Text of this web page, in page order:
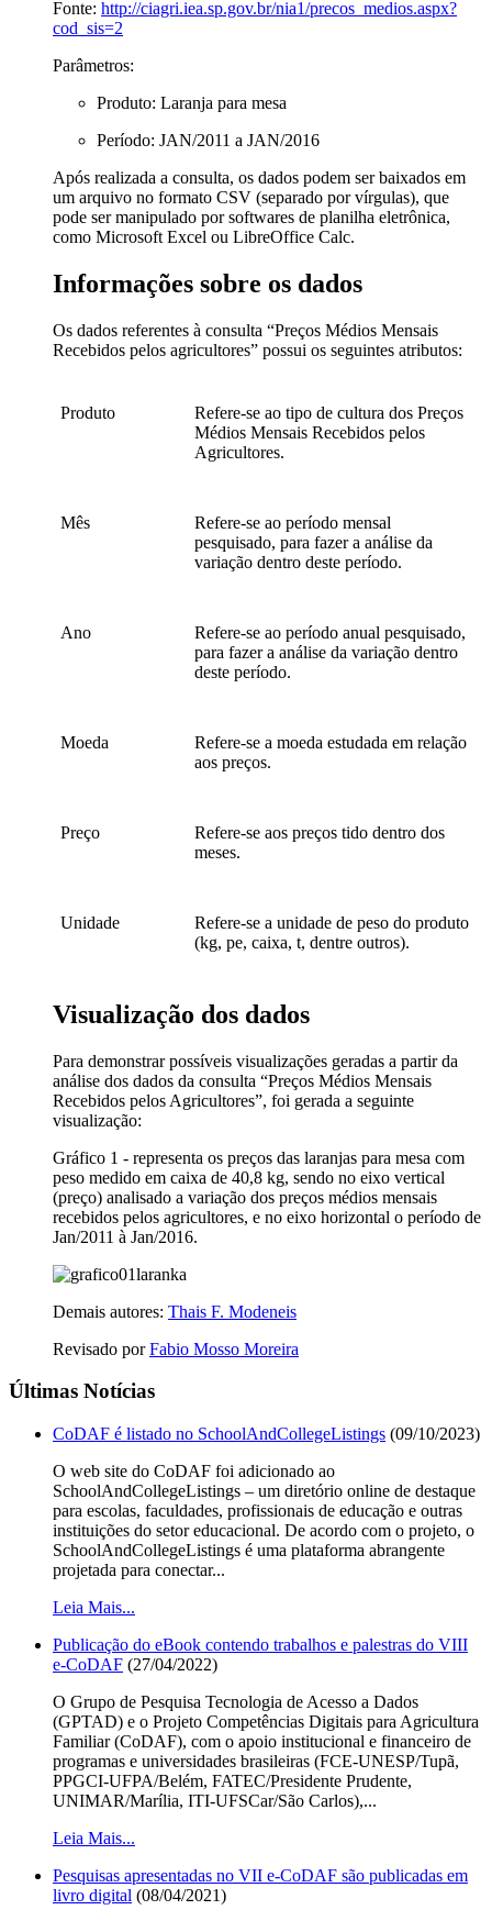
Fonte: http://ciagri.iea.sp.gov.br/nia1/precos_medios.aspx?
cod_sis=2
Parâmetros:
Produto: Laranja para mesa
Período: JAN/2011 a JAN/2016
Após realizada a consulta, os dados podem ser baixados em
um arquivo no formato CSV (separado por vírgulas), que
pode ser manipulado por softwares de planilha eletrônica,
como Microsoft Excel ou LibreOffice Calc.
Informações sobre os dados
Os dados referentes à consulta “Preços Médios Mensais
Recebidos pelos agricultores” possui os seguintes atributos:
Produto
Refere-se ao tipo de cultura dos Preços
Médios Mensais Recebidos pelos
Agricultores.
Mês
Refere-se ao período mensal
pesquisado, para fazer a análise da
variação dentro deste período.
Ano
Refere-se ao período anual pesquisado,
para fazer a análise da variação dentro
deste período.
Moeda
Refere-se a moeda estudada em relação
aos preços.
Preço
Refere-se aos preços tido dentro dos
meses.
Unidade
Refere-se a unidade de peso do produto
(kg, pe, caixa, t, dentre outros).
Visualização dos dados
Para demonstrar possíveis visualizações geradas a partir da
análise dos dados da consulta “Preços Médios Mensais
Recebidos pelos Agricultores”, foi gerada a seguinte
visualização:
Gráfico 1 - representa os preços das laranjas para mesa com
peso medido em caixa de 40,8 kg, sendo no eixo vertical
(preço) analisado a variação dos preços médios mensais
recebidos pelos agricultores, e no eixo horizontal o período de
Jan/2011 à Jan/2016.
Demais autores: Thais F. Modeneis
Revisado porFabio Mosso Moreira
Últimas Notícias
CoDAF é listado no SchoolAndCollegeListings (09/10/2023)
O web site do CoDAF foi adicionado ao
SchoolAndCollegeListings – um diretório online de destaque
para escolas, faculdades, profissionais de educação e outras
instituições do setor educacional. De acordo com o projeto, o
SchoolAndCollegeListings é uma plataforma abrangente
projetada para conectar...
Leia Mais...
Publicação do eBook contendo trabalhos e palestras do VIII
e-CoDAF (27/04/2022)
O Grupo de Pesquisa Tecnologia de Acesso a Dados
(GPTAD) e o Projeto Competências Digitais para Agricultura
Familiar (CoDAF), com o apoio institucional e financeiro de
programas e universidades brasileiras (FCE-UNESP/Tupã,
PPGCI-UFPA/Belém, FATEC/Presidente Prudente,
UNIMAR/Marília, ITI-UFSCar/São Carlos),...
Leia Mais...
Pesquisas apresentadas no VII e-CoDAF são publicadas em
livro digital (08/04/2021)